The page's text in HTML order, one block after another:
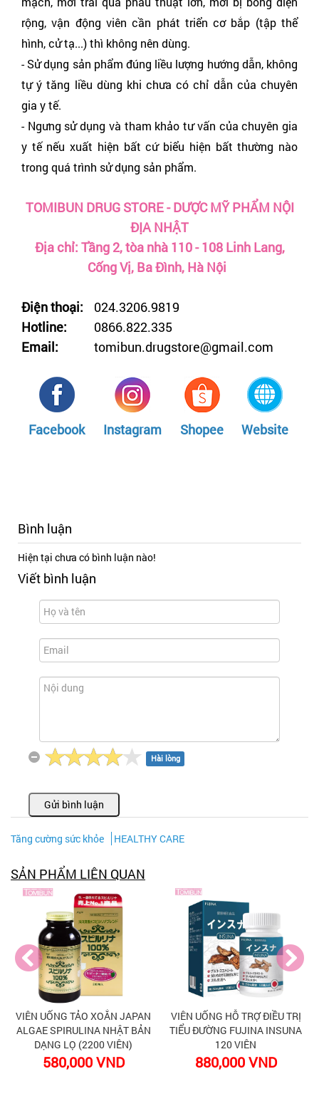
rộng, vận động viên cần phát triển cơ bắp (tập thể
hình, cử tạ...) thì không nên dùng.
- Sử dụng sản phẩm đúng liều lượng hướng dẫn, không
tự ý tăng liều dùng khi chưa có chỉ dẫn của chuyên
gia y tế.
- Ngưng sử dụng và tham khảo tư vấn của chuyên gia
y tế nếu xuất hiện bất cứ biểu hiện bất thường nào
trong quá trình sử dụng sản phẩm.
TOMIBUN DRUG STORE - DƯỢC MỸ PHẨM NỘI
ĐỊA NHẬT
Địa chỉ: Tầng 2, tòa nhà 110 - 108 Linh Lang,
Cống Vị, Ba Đình, Hà Nội
Điện thoại:
024.3206.9819
Hotline:
0866.822.335
Email:
tomibun.drugstore@gmail.com
Facebook Instagram Shopee Website
Bình luận
Hiện tại chưa có bình luận nào!
Viết bình luận
Hài lòng
Gửi bình luận
Tăng cường sức khỏe HEALTHY CARE
SẢN PHẨM LIÊN QUAN
VIÊN UỐNG TẢO XOẮN JAPAN
ALGAE SPIRULINA NHẬT BẢN
DẠNG LỌ (2200 VIÊN)
580,000 VND
VIÊN UỐNG HỖ TRỢ ĐIỀU TRỊ
TIỂU ĐƯỜNG FUJINA INSUNA
120 VIÊN
880,000 VND